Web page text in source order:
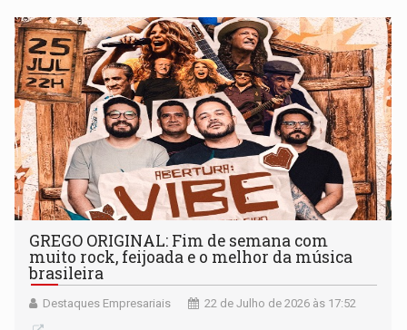
GREGO ORIGINAL: Fim de semana com
muito rock, feijoada e o melhor da música
brasileira
Destaques Empresariais 22 de Julho de 2026 às 17:52